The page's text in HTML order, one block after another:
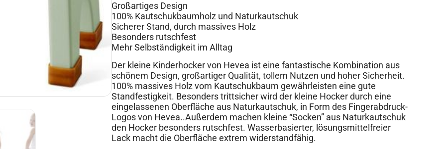
Großartiges Design
100% Kautschukbaumholz und Naturkautschuk
Sicherer Stand, durch massives Holz
Besonders rutschfest
Mehr Selbständigkeit im Alltag
Der kleine Kinderhocker von Hevea ist eine fantastische Kombination aus
schönem Design, großartiger Qualität, tollem Nutzen und hoher Sicherheit.
100% massives Holz vom Kautschukbaum gewährleisten eine gute
Standfestigkeit. Besonders trittsicher wird der kleine Hocker durch eine
eingelassenen Oberfläche aus Naturkautschuk, in Form des Fingerabdruck-
Logos von Hevea..Außerdem machen kleine “Socken” aus Naturkautschuk
den Hocker besonders rutschfest. Wasserbasierter, lösungsmittelfreier
Lack macht die Oberfläche extrem widerstandfähig.